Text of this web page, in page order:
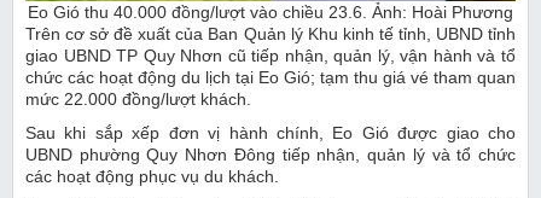
Eo Gió thu 40.000 đồng/lượt vào chiều 23.6. Ảnh: Hoài Phương
Trên cơ sở đề xuất của Ban Quản lý Khu kinh tế tỉnh, UBND tỉnh
giao UBND TP Quy Nhơn cũ tiếp nhận, quản lý, vận hành và tổ
chức các hoạt động du lịch tại Eo Gió; tạm thu giá vé tham quan
mức 22.000 đồng/lượt khách.
Sau khi sắp xếp đơn vị hành chính, Eo Gió được giao cho
UBND phường Quy Nhơn Đông tiếp nhận, quản lý và tổ chức
các hoạt động phục vụ du khách.